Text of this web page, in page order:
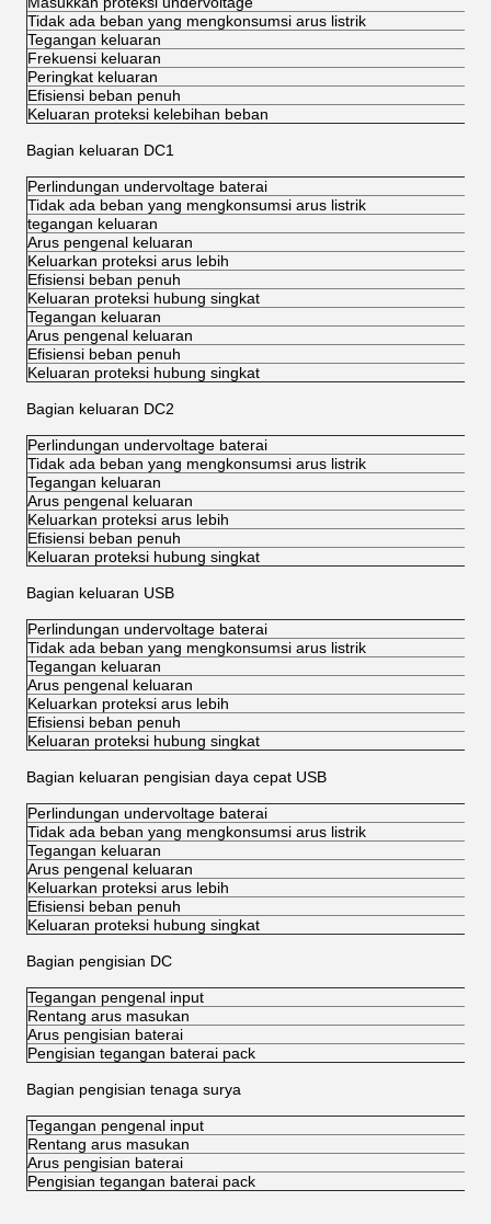
Tidak ada beban yang mengkonsumsi arus listrik
Tegangan keluaran
Frekuensi keluaran
Peringkat keluaran
Efisiensi beban penuh
Keluaran proteksi kelebihan beban
Bagian keluaran DC1
Perlindungan undervoltage baterai
Tidak ada beban yang mengkonsumsi arus listrik
tegangan keluaran
Arus pengenal keluaran
Keluarkan proteksi arus lebih
Efisiensi beban penuh
Keluaran proteksi hubung singkat
Tegangan keluaran
Arus pengenal keluaran
Efisiensi beban penuh
Keluaran proteksi hubung singkat
Bagian keluaran DC2
Perlindungan undervoltage baterai
Tidak ada beban yang mengkonsumsi arus listrik
Tegangan keluaran
Arus pengenal keluaran
Keluarkan proteksi arus lebih
Efisiensi beban penuh
Keluaran proteksi hubung singkat
Bagian keluaran USB
Perlindungan undervoltage baterai
Tidak ada beban yang mengkonsumsi arus listrik
Tegangan keluaran
Arus pengenal keluaran
Keluarkan proteksi arus lebih
Efisiensi beban penuh
Keluaran proteksi hubung singkat
Bagian keluaran pengisian daya cepat USB
Perlindungan undervoltage baterai
Tidak ada beban yang mengkonsumsi arus listrik
Tegangan keluaran
Arus pengenal keluaran
Keluarkan proteksi arus lebih
Efisiensi beban penuh
Keluaran proteksi hubung singkat
Bagian pengisian DC
Tegangan pengenal input
Rentang arus masukan
Arus pengisian baterai
Pengisian tegangan baterai pack
Bagian pengisian tenaga surya
Tegangan pengenal input
Rentang arus masukan
Arus pengisian baterai
Pengisian tegangan baterai pack